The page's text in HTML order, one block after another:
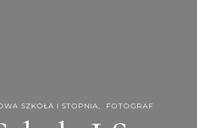
SZKOŁA I STOPNIA FOTOGRAF